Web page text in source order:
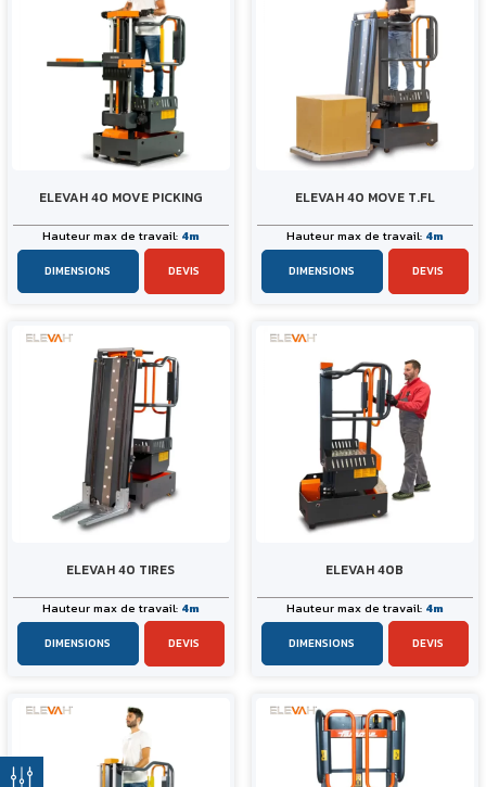
ELEVAH 40 MOVE PICKING
DIMENSIONS DEVIS
Hauteur max de travail: 4m
ELEVAH 40 MOVE T.FL
DIMENSIONS DEVIS
Hauteur max de travail: 4m
ELEVAH 40 TIRES
DIMENSIONS DEVIS
Hauteur max de travail: 4m
ELEVAH 40B
DIMENSIONS DEVIS
Hauteur max de travail: 4m